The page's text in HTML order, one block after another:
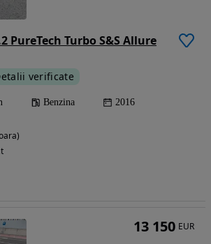
PureTech Turbo S&S Allure
verificate
Benzina 2016
13 150 EUR